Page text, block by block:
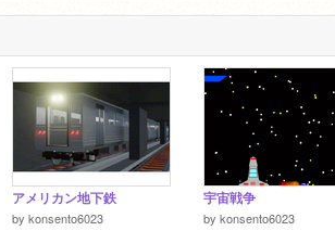
アメリカン地下鉄
by konsento6023
宇宙戦争
by konsento6023